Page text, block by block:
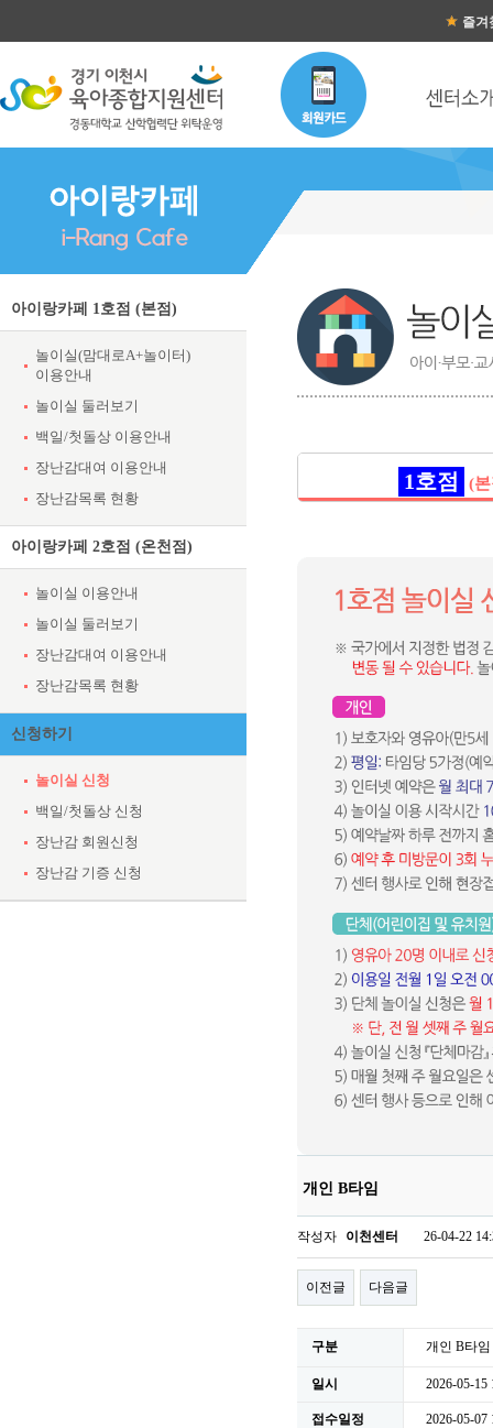
즐겨
아이랑카페 1호점 (본점)
놀이실(맘대로A+놀이터)
이용안내
놀이실 둘러보기
백일/첫돌상 이용안내
장난감대여 이용안내
장난감목록 현황
아이랑카페 2호점 (온천점)
놀이실 이용안내
놀이실 둘러보기
장난감대여 이용안내
장난감목록 현황
신청하기
놀이실 신청
백일/첫돌상 신청
장난감 회원신청
장난감 기증 신청
1호점 (
개인 B타임
작성자 이천센터 26-04-22
이전글 다음글
구분 개인 B타임
일시 2026-05-15
접수일정 2026-05-07